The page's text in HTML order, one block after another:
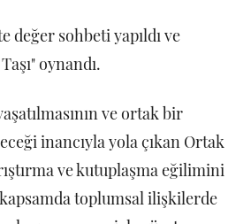
değer sohbeti yapıldı ve
oynandı.
ve ortak bir
inancıyla yola çıkan Ortak
ve kutuplaşma eğilimini
toplumsal ilişkilerde